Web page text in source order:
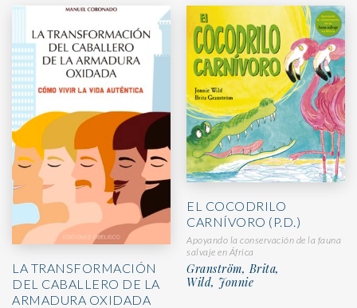
LA TRANSFORMACIÓN
DEL CABALLERO DE LA
ARMADURA OXIDADA
EL COCODRILO
CARNÍVORO (P.D.)
Apoyando la conservación de la fauna
salvaje en África
Granström, Brita,
Wild, Jonnie